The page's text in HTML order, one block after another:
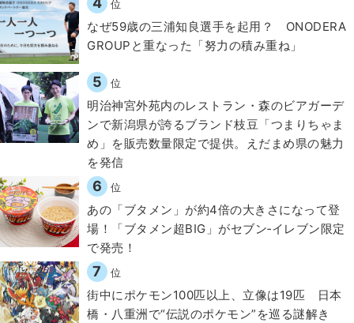
位
なぜ59歳の三浦知良選手を起用？ ONODERA
GROUPと重なった「努力の積み重ね」
5 位
明治神宮外苑内のレストラン・森のビアガーデ
ンで新潟県が誇るブランド枝豆「つまりちゃま
め」を販売数量限定で提供。えだまめ県の魅力
を発信
6 位
あの「ブタメン」が約4倍の大きさになって登
場！「ブタメン超BIG」がセブン‐イレブン限定
で発売！
7 位
街中にポケモン100匹以上、立像は19匹 日本
橋・八重洲で“伝説のポケモン”を巡る謎解き